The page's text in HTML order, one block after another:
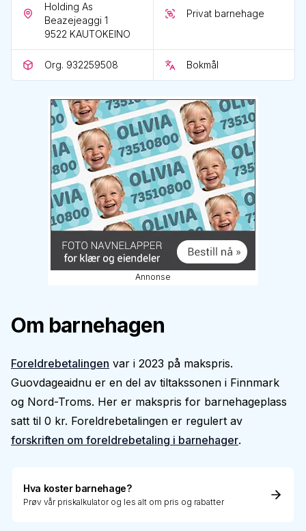
Holding As
Beazejeaggi 1
9522 KAUTOKEINO
Privat barnehage
Org. 932259508 Bokmål
Annonse
Om barnehagen
Foreldrebetalingen var i 2023 på makspris.
Guovdageaidnu er en del av tiltakssonen i Finnmark
og Nord-Troms. Her er makspris for barnehageplass
satt til 0 kr. Foreldrebetalingen er regulert av
forskriften om foreldrebetaling i barnehager.
Hva koster barnehage?
Prøv vår priskalkulator og les alt om pris og rabatter